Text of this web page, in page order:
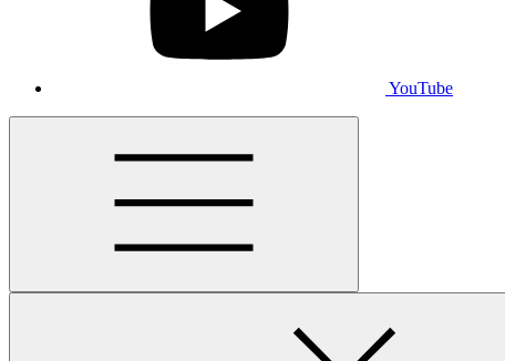
YouTube